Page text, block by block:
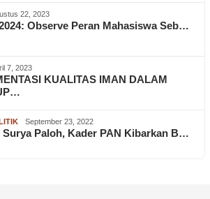
22, 2023
Observe Peran Mahasiswa Seb…
7, 2023
KUALITAS IMAN DALAM
September 23, 2022
Surya Paloh, Kader PAN Kibarkan B…